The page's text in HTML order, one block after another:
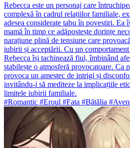
Rebecca este un personaj care
complexă în cadrul relațiilor familiale,
adesea considerate tabu în povestiri. Ea
mamă în timp ce adăpostește dorințe
narațiune plină de tensiune care
iubirii și acceptării. Cu un
Rebecca își tachinează fiul, îmbinând
stabilește o atmosferă provocatoare. Ca
provoca un amestec de intrigi și
invitându-i să mediteze la implicațiile
limitele iubirii familiale.
#Romantic #Eroul #Fata #Bătălia